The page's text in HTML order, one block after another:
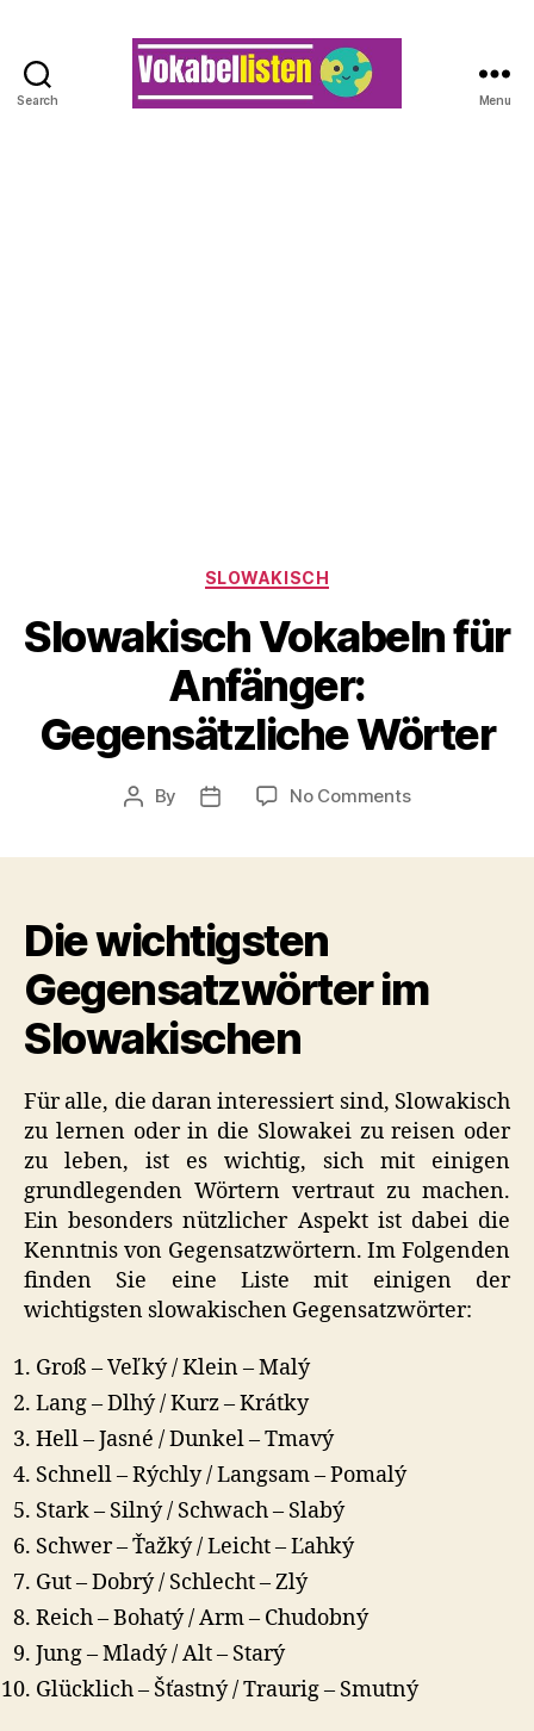
Search Menu
Categories
SLOWAKISCH
Slowakisch Vokabeln für
Anfänger:
Gegensätzliche Wörter
Post
By
Post
No Commentson
Die wichtigsten
Gegensatzwörter im
Slowakischen
Für alle, die daran interessiert sind, Slowakisch
zu lernen oder in die Slowakei zu reisen oder
zu leben, ist es wichtig, sich mit einigen
grundlegenden Wörtern vertraut zu machen.
Ein besonders nützlicher Aspekt ist dabei die
Kenntnis von Gegensatzwörtern. Im Folgenden
finden Sie eine Liste mit einigen der
wichtigsten slowakischen Gegensatzwörter:
Groß – Veľký / Klein – Malý
Lang – Dlhý / Kurz – Krátky
Hell – Jasné / Dunkel – Tmavý
Schnell – Rýchly / Langsam – Pomalý
Stark – Silný / Schwach – Slabý
Schwer – Ťažký / Leicht – Ľahký
Gut – Dobrý / Schlecht – Zlý
Reich – Bohatý / Arm – Chudobný
Jung – Mladý / Alt – Starý
Glücklich – Šťastný / Traurig – Smutný